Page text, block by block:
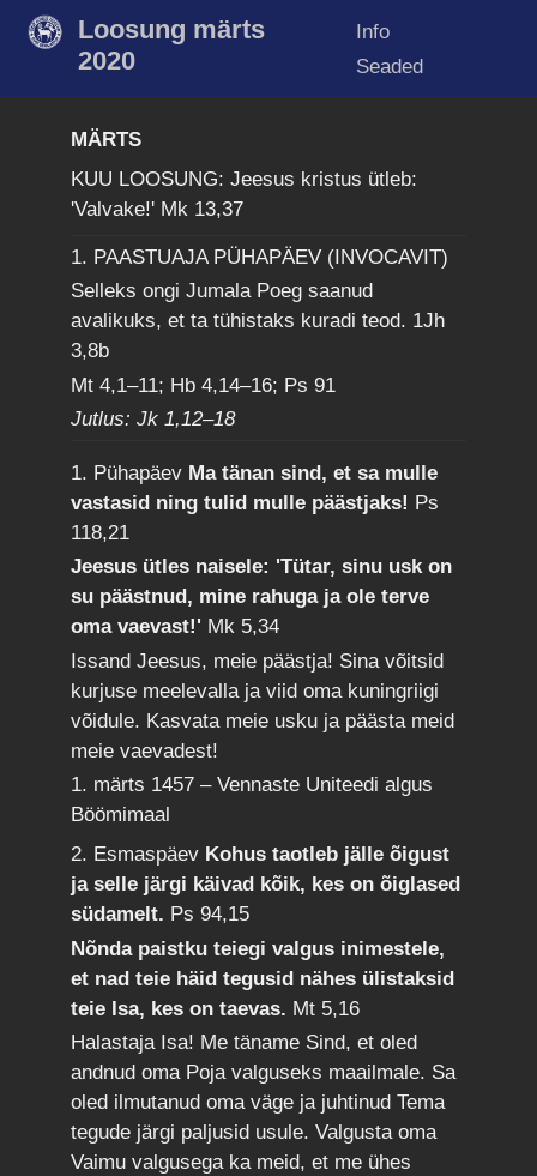
Loosung märts
2020
Info
Seaded
MÄRTS
KUU LOOSUNG: Jeesus kristus ütleb:
'Valvake!' Mk 13,37
1. PAASTUAJA PÜHAPÄEV (INVOCAVIT)
Selleks ongi Jumala Poeg saanud
avalikuks, et ta tühistaks kuradi teod. 1Jh
3,8b
Mt 4,1–11; Hb 4,14–16; Ps 91
Jutlus: Jk 1,12–18
1. Pühapäev Ma tänan sind, et sa mulle
vastasid ning tulid mulle päästjaks! Ps
118,21
Jeesus ütles naisele: 'Tütar, sinu usk on
su päästnud, mine rahuga ja ole terve
oma vaevast!' Mk 5,34
Issand Jeesus, meie päästja! Sina võitsid
kurjuse meelevalla ja viid oma kuningriigi
võidule. Kasvata meie usku ja päästa meid
meie vaevadest!
1. märts 1457 – Vennaste Uniteedi algus
Böömimaal
2. Esmaspäev Kohus taotleb jälle õigust
ja selle järgi käivad kõik, kes on õiglased
südamelt. Ps 94,15
Nõnda paistku teiegi valgus inimestele,
et nad teie häid tegusid nähes ülistaksid
teie Isa, kes on taevas. Mt 5,16
Halastaja Isa! Me täname Sind, et oled
andnud oma Poja valguseks maailmale. Sa
oled ilmutanud oma väge ja juhtinud Tema
tegude järgi paljusid usule. Valgusta oma
Vaimu valgusega ka meid, et me ühes